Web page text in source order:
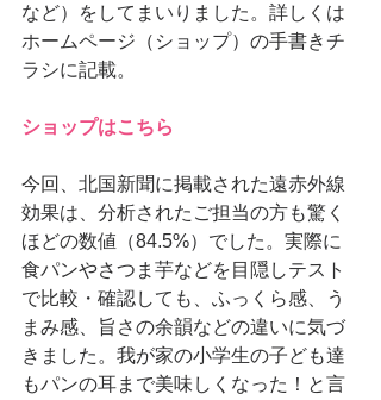
など）をしてまいりました。詳しくは
ホームページ（ショップ）の手書きチ
ラシに記載。
ショップはこちら
今回、北国新聞に掲載された遠赤外線
効果は、分析されたご担当の方も驚く
ほどの数値（84.5%）でした。実際に
食パンやさつま芋などを目隠しテスト
で比較・確認しても、ふっくら感、う
まみ感、旨さの余韻などの違いに気づ
きました。我が家の小学生の子ども達
もパンの耳まで美味しくなった！と言